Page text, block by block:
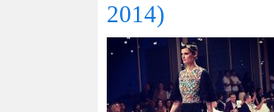
2014)